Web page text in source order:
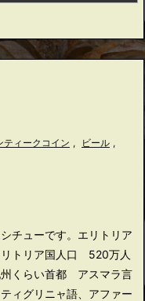
ティークコイン , ビール ,
チューです。 エリトリア
トリア国 人口 520万人
くらい首都 アスマラ言
ィグリニャ語、アファー